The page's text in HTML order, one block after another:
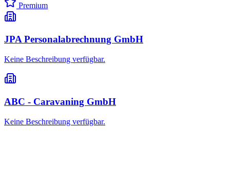
Premium
JPA Personalabrechnung GmbH
Keine Beschreibung verfügbar.
ABC - Caravaning GmbH
Keine Beschreibung verfügbar.